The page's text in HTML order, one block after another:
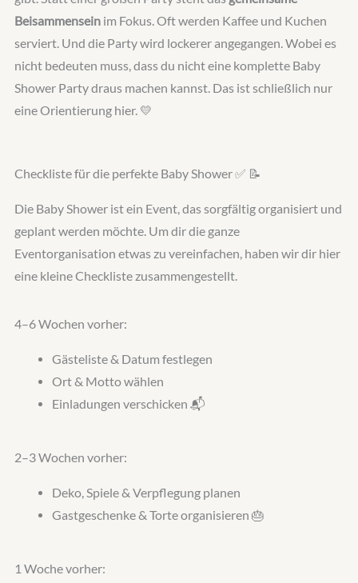
Beisammensein im Fokus. Oft werden Kaffee und Kuchen
serviert. Und die Party wird lockerer angegangen. Wobei es
nicht bedeuten muss, dass du nicht eine komplette Baby
Shower Party draus machen kannst. Das ist schließlich nur
eine Orientierung hier. 💛
Checkliste für die perfekte Baby Shower ✅ 📝
Die Baby Shower ist ein Event, das sorgfältig organisiert und
geplant werden möchte. Um dir die ganze
Eventorganisation etwas zu vereinfachen, haben wir dir hier
eine kleine Checkliste zusammengestellt.
4–6 Wochen vorher:
Gästeliste & Datum festlegen
Ort & Motto wählen
Einladungen verschicken 📬
2–3 Wochen vorher:
Deko, Spiele & Verpflegung planen
Gastgeschenke & Torte organisieren 🎂
1 Woche vorher: